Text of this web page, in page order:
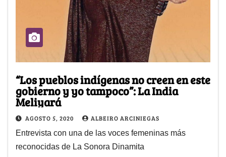
“Los pueblos indígenas no creen en este
gobierno y yo tampoco”: La India
Meliyará
AGOSTO 5, 2020 ALBEIRO ARCINIEGAS
Entrevista con una de las voces femeninas más
reconocidas de La Sonora Dinamita